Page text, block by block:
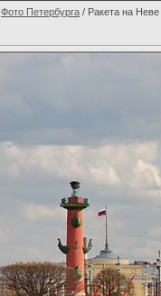
Фото Петербурга / Ракета на Неве